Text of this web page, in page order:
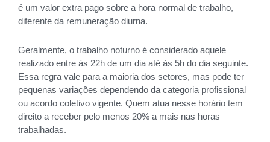
é um valor extra pago sobre a hora normal de trabalho,
diferente da remuneração diurna.
Geralmente, o trabalho noturno é considerado aquele
realizado entre às 22h de um dia até às 5h do dia seguinte.
Essa regra vale para a maioria dos setores, mas pode ter
pequenas variações dependendo da categoria profissional
ou acordo coletivo vigente. Quem atua nesse horário tem
direito a receber pelo menos 20% a mais nas horas
trabalhadas.